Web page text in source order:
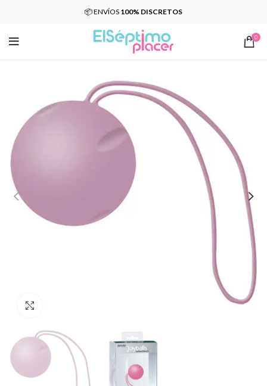
📦 ENVÍOS 100% DISCRETOS
0